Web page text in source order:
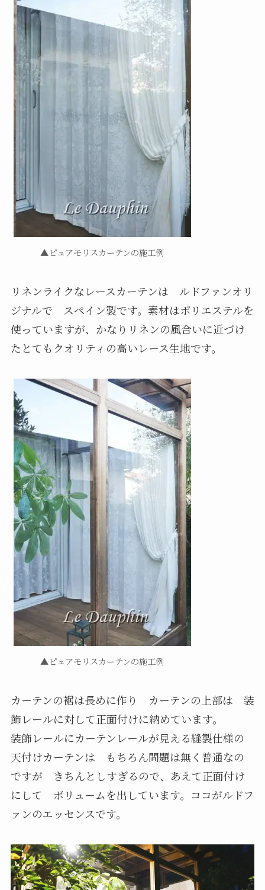
▲ピュアモリスカーテンの施工例
リネンライクなレースカーテンは ルドファンオリ
ジナルで スペイン製です。素材はポリエステルを
使っていますが、かなりリネンの風合いに近づけ
たとてもクオリティの高いレース生地です。
▲ピュアモリスカーテンの施工例
カーテンの裾は長めに作り カーテンの上部は 装
飾レールに対して正面付けに納めています。
装飾レールにカーテンレールが見える縫製仕様の
天付けカーテンは もちろん問題は無く普通なの
ですが きちんとしすぎるので、あえて正面付け
にして ボリュームを出しています。ココがルドフ
ァンのエッセンスです。